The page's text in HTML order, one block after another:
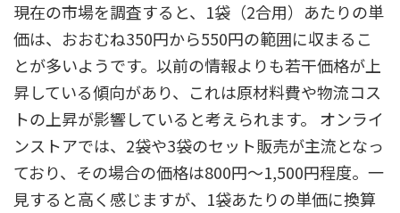
現在の市場を調査すると、1袋（2合用）あたりの単
価は、おおむね350円から550円の範囲に収まるこ
とが多いようです。以前の情報よりも若干価格が上
昇している傾向があり、これは原材料費や物流コス
トの上昇が影響していると考えられます。 オンライ
ンストアでは、2袋や3袋のセット販売が主流となっ
ており、その場合の価格は800円～1,500円程度。一
見すると高く感じますが、1袋あたりの単価に換算